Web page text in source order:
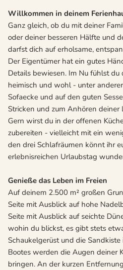
Willkommen in deinem
Ganz gleich, ob du mit deiner
oder deiner besseren Hälfte und
darfst dich auf erholsame,
Der Eigentümer hat ein gutes
Details bewiesen. Im Nu fühlst du
heimisch und wohl - unter
Sofaecke und auf den guten
Stricken und zum Anhören deiner
Gern wirst du in der offenen
zubereiten - vielleicht mit ein
den drei Schlafräumen könnt ihr
erlebnisreichen Urlaubstag
Genieße das Leben im Freien
Auf deinem 2.500 m² großen
Seite mit Ausblick auf hohe
Seite mit Ausblick auf seichte
wohin du blickst, es gibt stets
Schaukelgerüst und die
Bootes werden die Augen deiner
bringen. An der kurzen